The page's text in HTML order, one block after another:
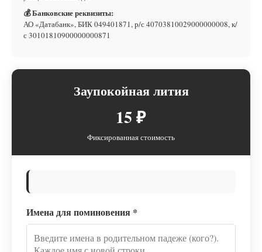
💰 Банковские реквизиты:
АО «Датабанк», БИК 049401871, р/с 40703810029000000008, к/
с 30101810900000000871
Заупокойная лития
15 ₽
Фиксированная стоимость
Имена для поминовения *